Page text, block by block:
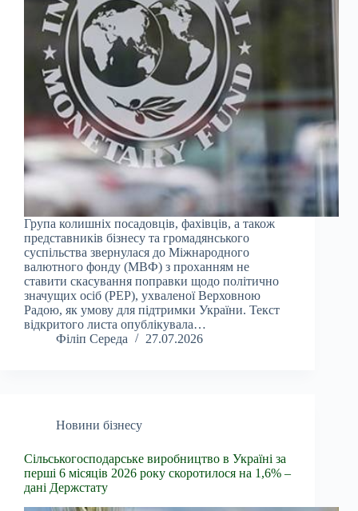
Група колишніх посадовців, фахівців, а також
представників бізнесу та громадянського
суспільства звернулася до Міжнародного
валютного фонду (МВФ) з проханням не
ставити скасування поправки щодо політично
значущих осіб (PEP), ухваленої Верховною
Радою, як умову для підтримки України. Текст
відкритого листа опублікувала…
Філіп Середа
27.07.2026
Новини бізнесу
Сільськогосподарське виробництво в Україні за
перші 6 місяців 2026 року скоротилося на 1,6% –
дані Держстату